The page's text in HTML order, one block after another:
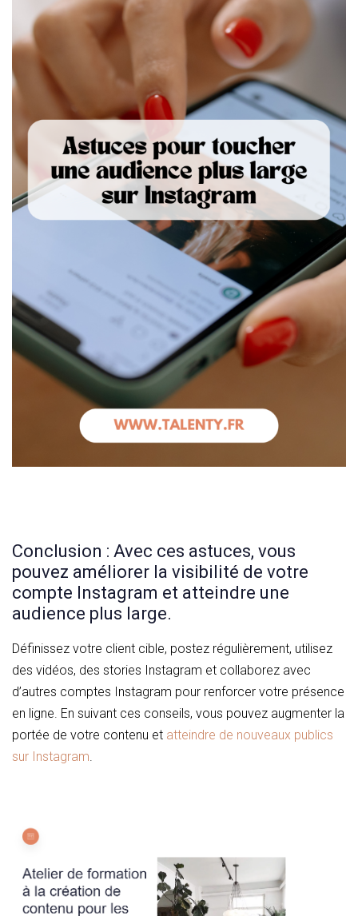
Conclusion : Avec ces astuces, vous
pouvez améliorer la visibilité de votre
compte Instagram et atteindre une
audience plus large.
Définissez votre client cible, postez régulièrement, utilisez
des vidéos, des stories Instagram et collaborez avec
d’autres comptes Instagram pour renforcer votre présence
en ligne. En suivant ces conseils, vous pouvez augmenter la
portée de votre contenu et atteindre de nouveaux publics
sur Instagram